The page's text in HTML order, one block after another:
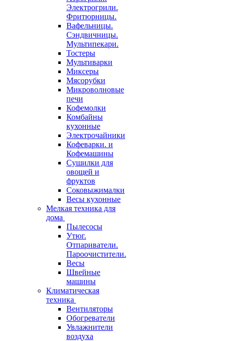
Электрогрили.
Фритюрницы.
Вафельницы.
Сэндвичницы.
Мультипекари.
Тостеры
Мультиварки
Миксеры
Мясорубки
Микроволновые
печи
Кофемолки
Комбайны
кухонные
Электрочайники
Кофеварки. и
Кофемашины
Сушилки для
овощей и
фруктов
Соковыжималки
Весы кухонные
Мелкая техника для
дома
Пылесосы
Утюг.
Отпариватели.
Пароочистители.
Весы
Швейные
машины
Климатическая
техника
Вентиляторы
Обогреватели
Увлажнители
воздуха